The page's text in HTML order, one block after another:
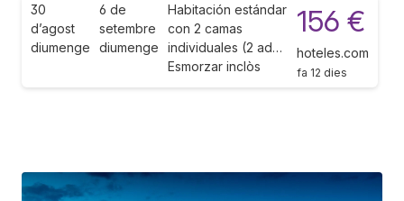
30
d’agost
diumenge
6 de
setembre
diumenge
Habitación estándar
con 2 camas
individuales (2 ad…
Esmorzar inclòs
156 €
hoteles.com
fa 12 dies